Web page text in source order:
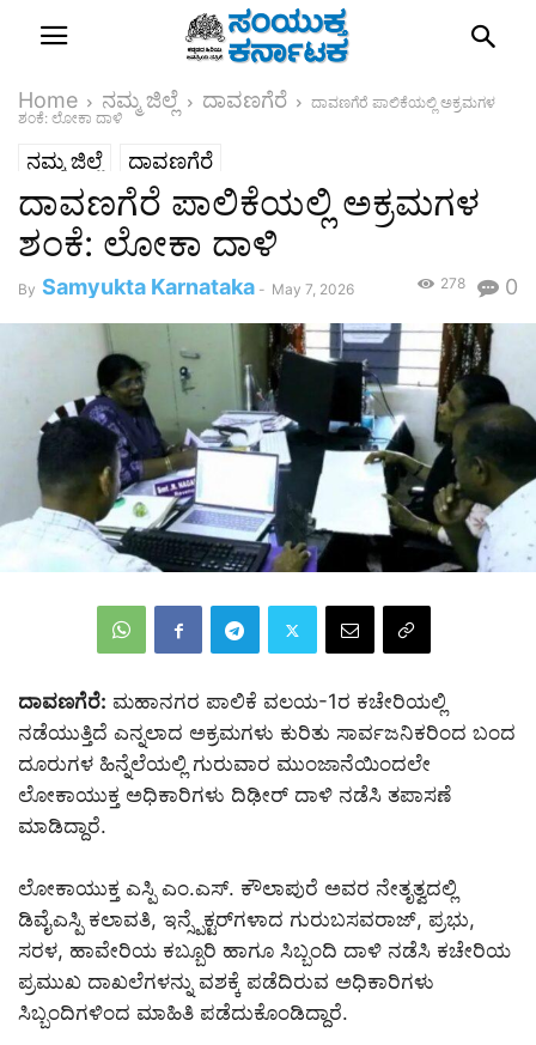
Home ನಮ್ಮ ಜಿಲ್ಲೆ ದಾವಣಗೆರೆ
ದಾವಣಗೆರೆ ಪಾಲಿಕೆಯಲ್ಲಿ ಅಕ್ರಮಗಳ
ಶಂಕೆ: ಲೋಕಾ ದಾಳಿ
ನಮ್ಮ ಜಿಲ್ಲೆ ದಾವಣಗೆರೆ
ದಾವಣಗೆರೆ ಪಾಲಿಕೆಯಲ್ಲಿ ಅಕ್ರಮಗಳ
ಶಂಕೆ: ಲೋಕಾ ದಾಳಿ
By Samyukta Karnataka - May 7, 2026 0
278
ದಾವಣಗೆರೆ: ಮಹಾನಗರ ಪಾಲಿಕೆ ವಲಯ-1ರ ಕಚೇರಿಯಲ್ಲಿ
ನಡೆಯುತ್ತಿದೆ ಎನ್ನಲಾದ ಅಕ್ರಮಗಳು ಕುರಿತು ಸಾರ್ವಜನಿಕರಿಂದ ಬಂದ
ದೂರುಗಳ ಹಿನ್ನೆಲೆಯಲ್ಲಿ ಗುರುವಾರ ಮುಂಜಾನೆಯಿಂದಲೇ
ಲೋಕಾಯುಕ್ತ ಅಧಿಕಾರಿಗಳು ದಿಢೀರ್ ದಾಳಿ ನಡೆಸಿ ತಪಾಸಣೆ
ಮಾಡಿದ್ದಾರೆ.
ಲೋಕಾಯುಕ್ತ ಎಸ್ಪಿ ಎಂ.ಎಸ್. ಕೌಲಾಪುರೆ ಅವರ ನೇತೃತ್ವದಲ್ಲಿ
ಡಿವೈಎಸ್ಪಿ ಕಲಾವತಿ, ಇನ್ಸ್ಪೆಕ್ಟರ್‌ಗಳಾದ ಗುರುಬಸವರಾಜ್, ಪ್ರಭು,
ಸರಳ, ಹಾವೇರಿಯ ಕಬ್ಬೂರಿ ಹಾಗೂ ಸಿಬ್ಬಂದಿ ದಾಳಿ ನಡೆಸಿ ಕಚೇರಿಯ
ಪ್ರಮುಖ ದಾಖಲೆಗಳನ್ನು ವಶಕ್ಕೆ ಪಡೆದಿರುವ ಅಧಿಕಾರಿಗಳು
ಸಿಬ್ಬಂದಿಗಳಿಂದ ಮಾಹಿತಿ ಪಡೆದುಕೊಂಡಿದ್ದಾರೆ.